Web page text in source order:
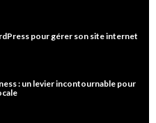
pour gérer son site internet
: un levier incontournable pour